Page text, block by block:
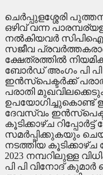
ചെർപ്പുളശ്ശേരി
ഒഴിവ് വന്ന
നൽകിയവർ
സജീവ
ക്ഷേത്രത്തിൽ
ബോർഡ് അംഗം പി
ഇൻസ്പെക്ടർക്ക്
പരാതി
ഉപയോഗിച്ചുകൊണ്ട്
ദേവസ്വം
കൂടിക്കാഴ്ച
സമർപ്പിക്കുകയും
നടത്തിയ കൂടിക്കാഴ്ച
2023 നമ്പറിലുള്ള
പി പി വിനോദ്